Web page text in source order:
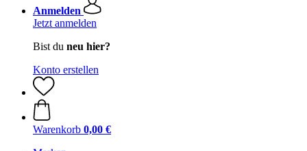
Anmelden
Jetzt anmelden
Bist du neu hier?
Konto erstellen
Warenkorb 0,00 €